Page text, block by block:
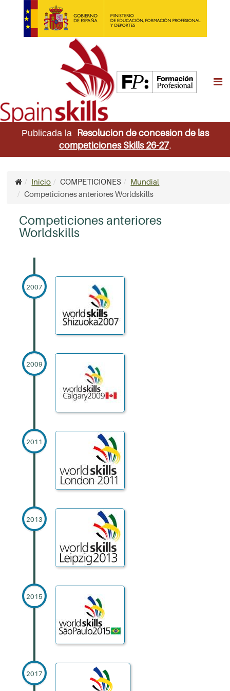
Publicada la Resolucion de concesion de las
competiciones Skills 26-27.
Inicio COMPETICIONES
Mundial
Competiciones anteriores Worldskills
Competiciones anteriores
Worldskills
2007
2009
2011
2013
2015
2017